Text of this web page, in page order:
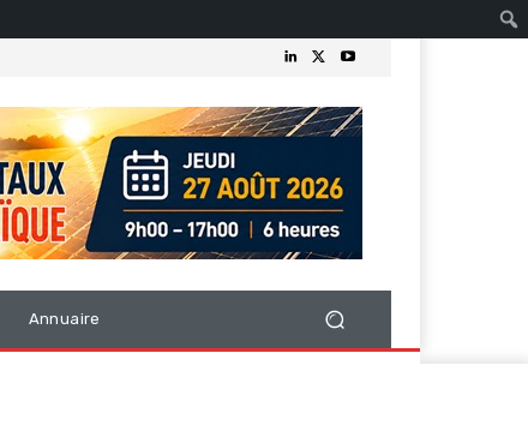
Annuaire